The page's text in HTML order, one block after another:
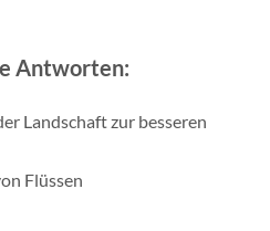
Antworten:
Landschaft zur besseren
Flüssen